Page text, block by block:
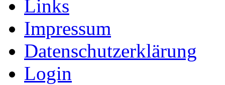
Links
Impressum
Datenschutzerklärung
Login